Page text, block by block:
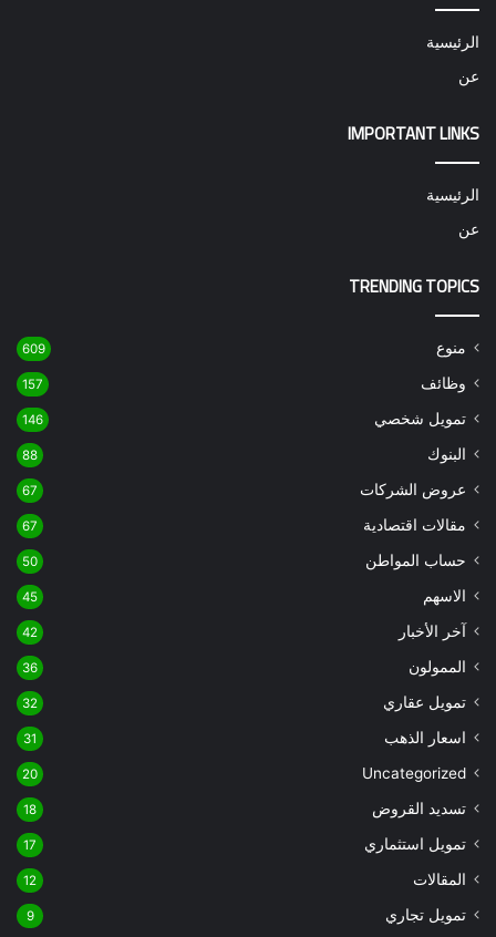
الرئيسية
عن
IMPORTANT LINKS
الرئيسية
عن
TRENDING TOPICS
منوع 609
وظائف 157
تمويل شخصي 146
البنوك 88
عروض الشركات 67
مقالات اقتصادية 67
حساب المواطن 50
الاسهم 45
آخر الأخبار 42
الممولون 36
تمويل عقاري 32
اسعار الذهب 31
Uncategorized
20
تسديد القروض 18
تمويل استثماري 17
المقالات 12
تمويل تجاري 9